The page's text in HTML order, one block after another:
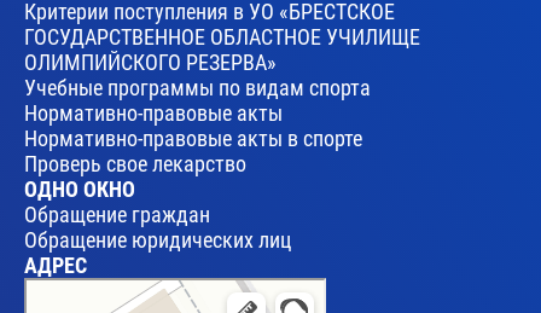
Критерии поступления в УО «БРЕСТСКОЕ
ГОСУДАРСТВЕННОЕ ОБЛАСТНОЕ УЧИЛИЩЕ
ОЛИМПИЙСКОГО РЕЗЕРВА»
Учебные программы по видам спорта
Нормативно-правовые акты
Нормативно-правовые акты в спорте
Проверь свое лекарство
ОДНО ОКНО
Обращение граждан
Обращение юридических лиц
АДРЕС
Брест
Улица Леваневского, 17 — Яндекс Карты